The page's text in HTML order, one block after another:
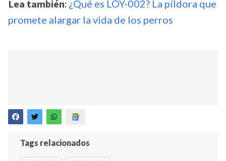
Lea también: ¿Qué es LOY-002? La píldora que
promete alargar la vida de los perros
Tags relacionados